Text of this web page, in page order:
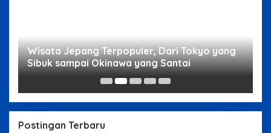
Wisata Jepang Terpopuler, Dari Tokyo yang
Sibuk sampai Okinawa yang Santai
Postingan Terbaru